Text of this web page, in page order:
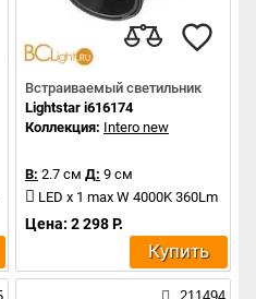
Встраиваемый светильник
Lightstar i616174
Коллекция: Intero new
В: 2.7 см Д: 9 см
LED x 1 max W 4000K 360Lm
Цена: 2 298 Р.
Купить